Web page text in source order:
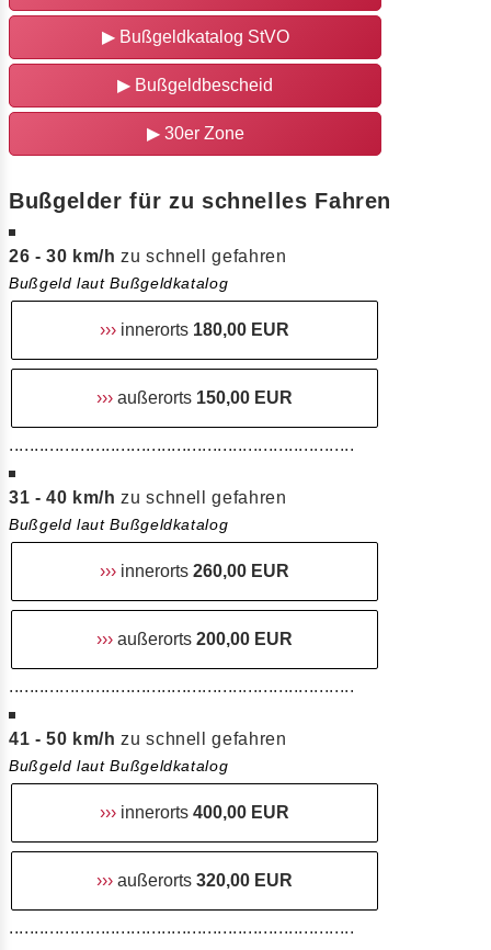
▶Bußgeldkatalog StVO
▶ Bußgeldbescheid
▶30er Zone
Bußgelder für zu schnelles Fahren
26 - 30 km/h zu schnell gefahren
Bußgeld laut Bußgeldkatalog
››› innerorts 180,00 EUR
››› außerorts 150,00 EUR
....................................................................
31 - 40 km/h zu schnell gefahren
Bußgeld laut Bußgeldkatalog
››› innerorts 260,00 EUR
››› außerorts 200,00 EUR
....................................................................
41 - 50 km/h zu schnell gefahren
Bußgeld laut Bußgeldkatalog
››› innerorts 400,00 EUR
››› außerorts 320,00 EUR
....................................................................